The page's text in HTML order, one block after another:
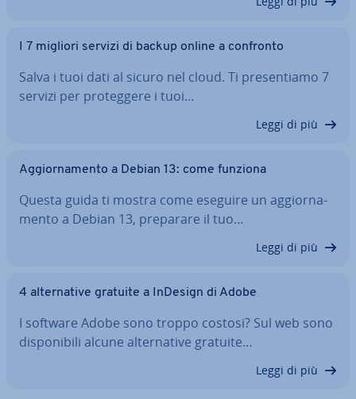
I 7 migliori servizi di backup online a confronto
Salva i tuoi dati al sicuro nel cloud. Ti pre­sen­tia­mo 7
servizi per pro­teg­ge­re i tuoi…
Leggi di più
Ag­gior­na­men­to a Debian 13: come funziona
Questa guida ti mostra come eseguire un ag­gior­na­
men­to a Debian 13, preparare il tuo…
Leggi di più
4 al­ter­na­ti­ve gratuite a InDesign di Adobe
I software Adobe sono troppo costosi? Sul web sono
di­spo­ni­bi­li alcune al­ter­na­ti­ve gratuite…
Leggi di più